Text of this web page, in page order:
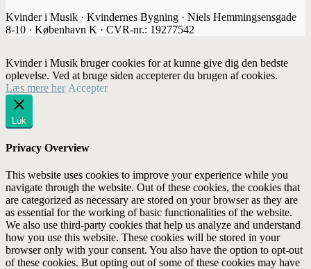
Kvinder i Musik · Kvindernes Bygning · Niels Hemmingsensgade
8-10 · København K · CVR-nr.: 19277542
Kvinder i Musik bruger cookies for at kunne give dig den bedste
oplevelse. Ved at bruge siden accepterer du brugen af cookies.
Læs mere her Accepter
Luk
Privacy Overview
This website uses cookies to improve your experience while you
navigate through the website. Out of these cookies, the cookies that
are categorized as necessary are stored on your browser as they are
as essential for the working of basic functionalities of the website.
We also use third-party cookies that help us analyze and understand
how you use this website. These cookies will be stored in your
browser only with your consent. You also have the option to opt-out
of these cookies. But opting out of some of these cookies may have